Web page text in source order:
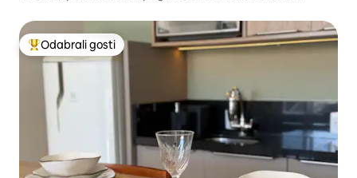
Među najviše rangiranima s oznakom „Odabrali gosti”
Odabrali gosti